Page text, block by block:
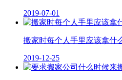
2019-07-01
搬家时每个人手里应该拿什
2019-12-25